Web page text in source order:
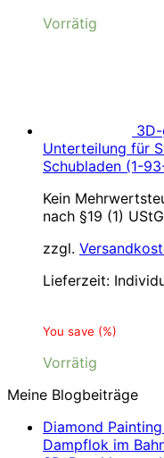
Vorrätig
Unterteilung für
Schubladen (1-
Kein
nach §19 (1)
zzgl.
Lieferzeit:
You save (%)
Vorrätig
Meine Blogbeiträge
Diamond
Dampflok im